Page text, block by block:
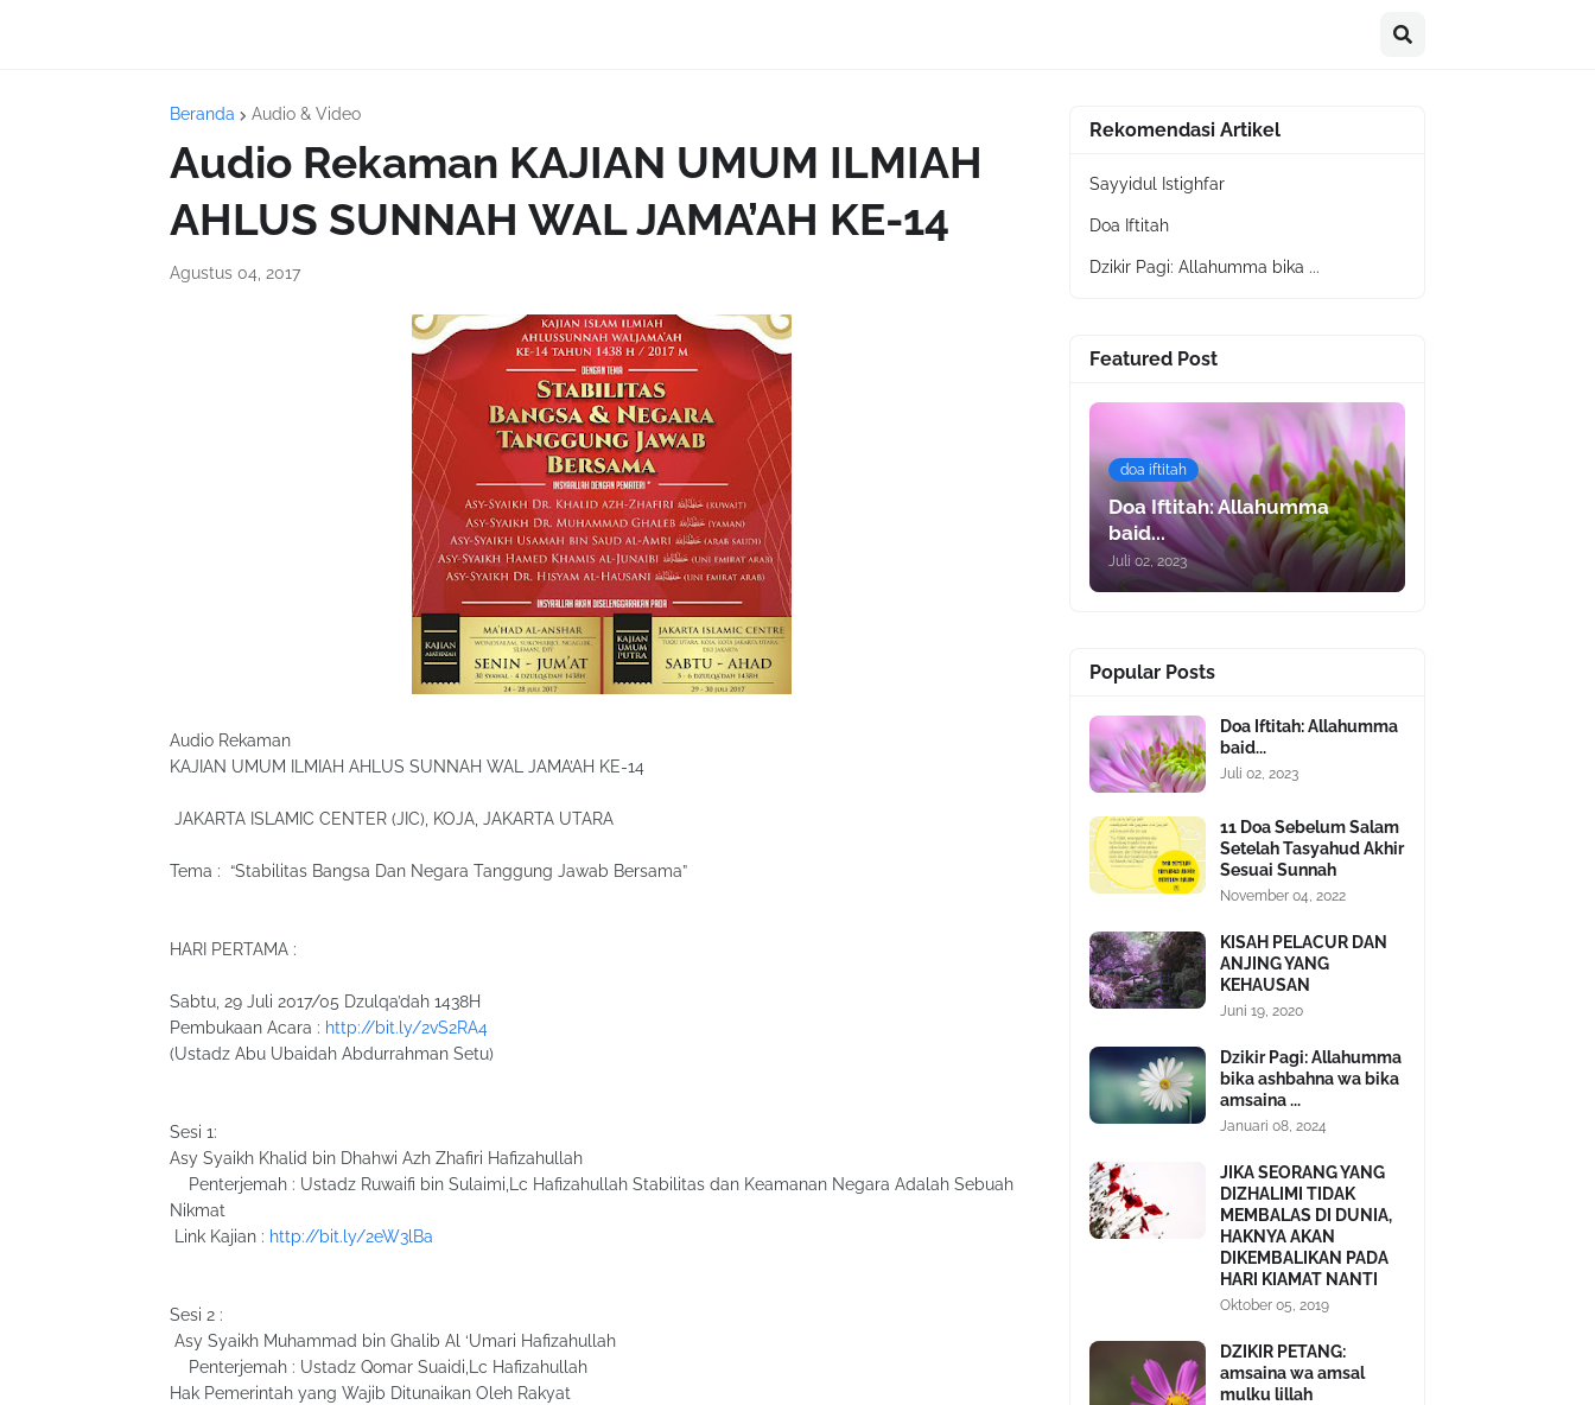
Beranda Audio & Video
Audio Rekaman KAJIAN UMUM ILMIAH
AHLUS SUNNAH WAL JAMA’AH KE-14
Agustus 04, 2017
Audio Rekaman
KAJIAN UMUM ILMIAH AHLUS SUNNAH WAL JAMA’AH KE-14
JAKARTA ISLAMIC CENTER (JIC), KOJA, JAKARTA UTARA
Tema : “Stabilitas Bangsa Dan Negara Tanggung Jawab Bersama”
HARI PERTAMA :
Sabtu, 29 Juli 2017/05 Dzulqa’dah 1438H
Pembukaan Acara : http://bit.ly/2vS2RA4
(Ustadz Abu Ubaidah Abdurrahman Setu)
Sesi 1:
Asy Syaikh Khalid bin Dhahwi Azh Zhafiri Hafizahullah
Penterjemah : Ustadz Ruwaifi bin Sulaimi,Lc Hafizahullah Stabilitas dan Keamanan Negara Adalah Sebuah
Nikmat
Link Kajian : http://bit.ly/2eW3lBa
Sesi 2 :
Asy Syaikh Muhammad bin Ghalib Al ‘Umari Hafizahullah
Penterjemah : Ustadz Qomar Suaidi,Lc Hafizahullah
Hak Pemerintah yang Wajib Ditunaikan Oleh Rakyat
Rekomendasi Artikel
Sayyidul Istighfar
Doa Iftitah
Dzikir Pagi: Allahumma bika ...
Featured Post
doa iftitah
Doa Iftitah: Allahumma
baid...
Juli 02, 2023
Popular Posts
Doa Iftitah: Allahumma
baid...
Juli 02, 2023
11 Doa Sebelum Salam
Setelah Tasyahud Akhir
Sesuai Sunnah
November 04, 2022
KISAH PELACUR DAN
ANJING YANG
KEHAUSAN
Juni 19, 2020
Dzikir Pagi: Allahumma
bika ashbahna wa bika
amsaina ...
Januari 08, 2024
JIKA SEORANG YANG
DIZHALIMI TIDAK
MEMBALAS DI DUNIA,
HAKNYA AKAN
DIKEMBALIKAN PADA
HARI KIAMAT NANTI
Oktober 05, 2019
DZIKIR PETANG:
amsaina wa amsal
mulku lillah